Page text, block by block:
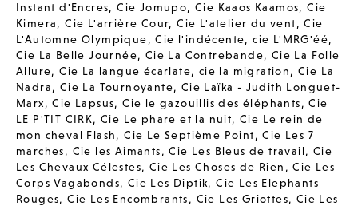
Instant d'Encres,Cie Jomupo,Cie Kaaos Kaamos,Cie
Kimera,Cie L'arrière Cour,Cie L'atelier du vent,Cie
L'Automne Olympique,Cie l'indécente,cie L'MRG'éé,
Cie La Belle Journée, Cie La Contrebande, Cie La Folle
Allure,Cie La langue écarlate, cie la migration,Cie La
Nadra, Cie La Tournoyante, Cie Laïka - Judith Longuet-
Marx,Cie Lapsus,Cie le gazouillis des éléphants,Cie
LE P'TIT CIRK,Cie Le phare et la nuit,Cie Le rein de
mon cheval Flash,Cie Le Septième Point,Cie Les 7
marches, Cie les Aimants,Cie Les Bleus de travail, Cie
Les Chevaux Célestes, Cie Les Choses de Rien ,Cie Les
Corps Vagabonds, Cie Les Diptik,Cie Les Elephants
Rouges,Cie Les Encombrants, Cie Les Griottes, Cie Les